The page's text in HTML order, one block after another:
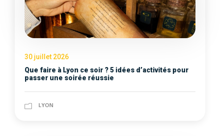
30 juillet 2026
Que faire à Lyon ce soir ? 5 idées d’activités pour
passer une soirée réussie
LYON